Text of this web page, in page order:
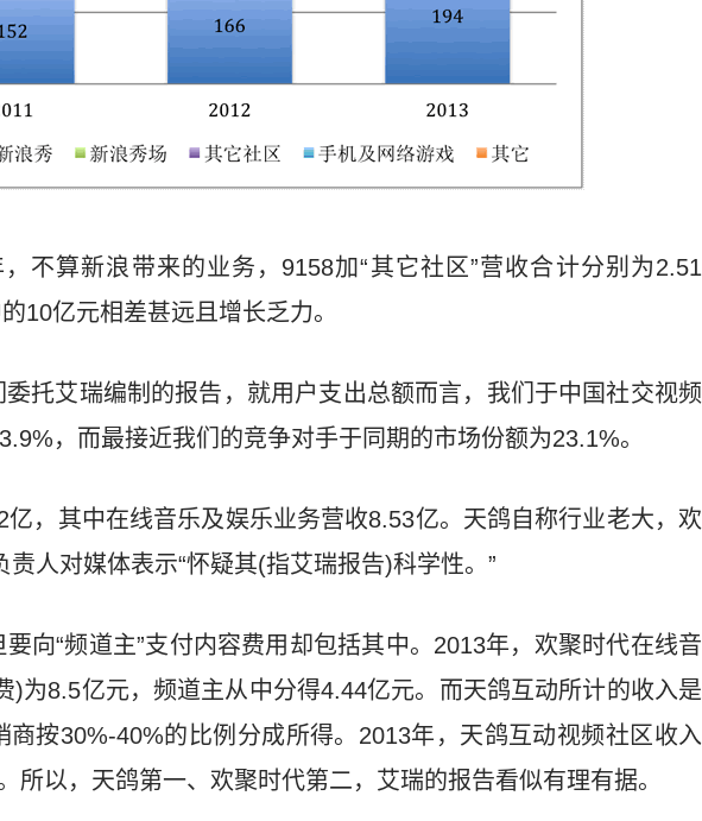
不算新浪带来的业务，9158加“其它社区”营收合计分别为2.51
10亿元相差甚远且增长乏力。
托艾瑞编制的报告，就用户支出总额而言，我们于中国社交视频
，而最接近我们的竞争对手于同期的市场份额为23.1%。
，其中在线音乐及娱乐业务营收8.53亿。天鸽自称行业老大，欢
人对媒体表示“怀疑其(指艾瑞报告)科学性。”
向“频道主”支付内容费用却包括其中。2013年，欢聚时代在线音
)为8.5亿元，频道主从中分得4.44亿元。而天鸽互动所计的收入是
商按30%-40%的比例分成所得。2013年，天鸽互动视频社区收入
所以，天鸽第一、欢聚时代第二，艾瑞的报告看似有理有据。